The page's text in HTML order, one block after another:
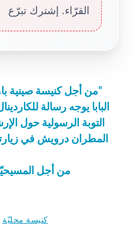
القرّاء. إشترك تبرّع
"من أجل كنيسة صينية بامتياز وكاثوليكية بامتياز"
البابا يوجه رسالة
التوبة الرسولية حول
المطران درويش في
من أجل
كنيسة محليّة